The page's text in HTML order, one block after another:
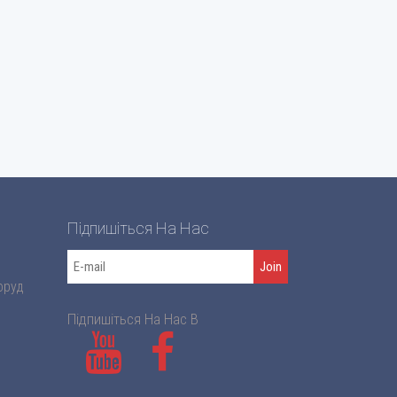
Підпишіться На Нас
Підпишіться На Нас В